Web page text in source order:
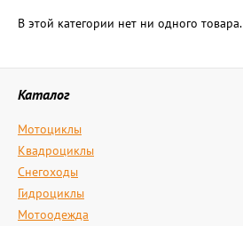
В этой категории нет ни одного товара.
Каталог
Мотоциклы
Квадроциклы
Снегоходы
Гидроциклы
Мотоодежда